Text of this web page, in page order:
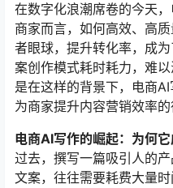
在数字化浪潮席卷的今天
商家而言，如何高效、高
者眼球，提升转化率，成
案创作模式耗时耗力，难
是在这样的背景下，电商
为商家提升内容营销效率的
电商AI写作的崛起：为何它
过去，撰写一篇吸引人的
文案，往往需要耗费大量